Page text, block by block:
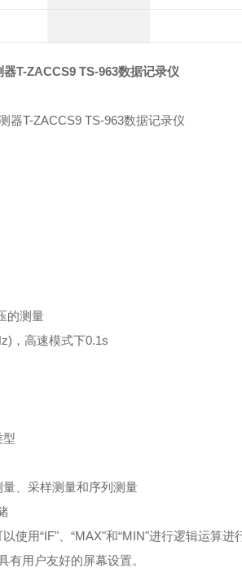
器T-ZACCS9 TS-963数据记录仪
的测量
，高速模式下0.1s
型
、采样测量和序列测量
使用“IF"、“MAX"和“MIN"进行逻辑运算进
用户友好的屏幕设置。